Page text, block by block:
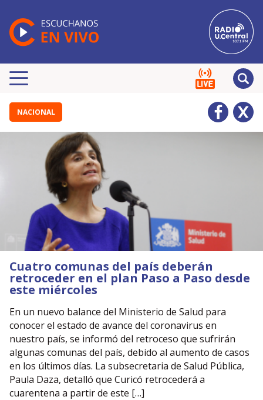
NACIONAL
Cuatro comunas del país deberán
retroceder en el plan Paso a Paso desde
este miércoles
En un nuevo balance del Ministerio de Salud para
conocer el estado de avance del coronavirus en
nuestro país, se informó del retroceso que sufrirán
algunas comunas del país, debido al aumento de casos
en los últimos días. La subsecretaria de Salud Pública,
Paula Daza, detalló que Curicó retrocederá a
cuarentena a partir de este […]